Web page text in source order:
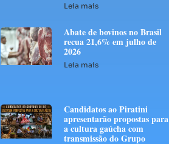
Leia mais
Abate de bovinos no Brasil
recua 21,6% em julho de
2026
Leia mais
Candidatos ao Piratini
apresentarão propostas para
a cultura gaúcha com
transmissão do Grupo